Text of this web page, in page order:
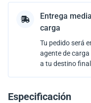
Entrega
carga
Tu pedido será
agente de
a tu destino
Especificación